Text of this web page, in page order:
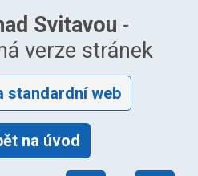
Svitavou -
verze stránek
standardní web
na úvod